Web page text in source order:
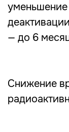
уменьшение
— до 6
Снижение